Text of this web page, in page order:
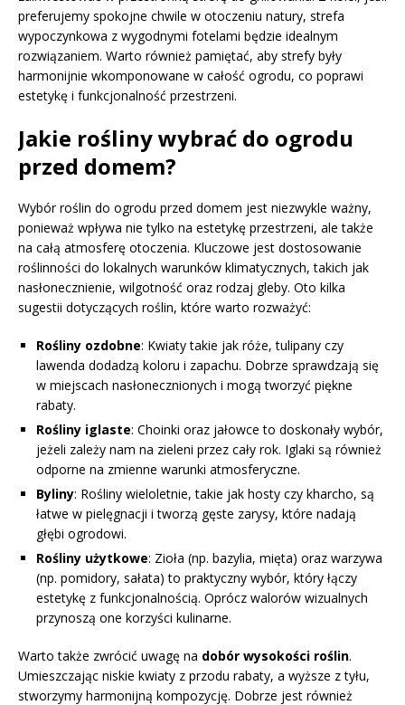
preferujemy spokojne chwile w otoczeniu natury, strefa
wypoczynkowa z wygodnymi fotelami będzie idealnym
rozwiązaniem. Warto również pamiętać, aby strefy były
harmonijnie wkomponowane w całość ogrodu, co poprawi
estetykę i funkcjonalność przestrzeni.
Jakie rośliny wybrać do ogrodu
przed domem?
Wybór roślin do ogrodu przed domem jest niezwykle ważny,
ponieważ wpływa nie tylko na estetykę przestrzeni, ale także
na całą atmosferę otoczenia. Kluczowe jest dostosowanie
roślinności do lokalnych warunków klimatycznych, takich jak
nasłonecznienie, wilgotność oraz rodzaj gleby. Oto kilka
sugestii dotyczących roślin, które warto rozważyć:
Rośliny ozdobne: Kwiaty takie jak róże, tulipany czy
lawenda dodadzą koloru i zapachu. Dobrze sprawdzają się
w miejscach nasłonecznionych i mogą tworzyć piękne
rabaty.
Rośliny iglaste: Choinki oraz jałowce to doskonały wybór,
jeżeli zależy nam na zieleni przez cały rok. Iglaki są również
odporne na zmienne warunki atmosferyczne.
Byliny: Rośliny wieloletnie, takie jak hosty czy kharcho, są
łatwe w pielęgnacji i tworzą gęste zarysy, które nadają
głębi ogrodowi.
Rośliny użytkowe: Zioła (np. bazylia, mięta) oraz warzywa
(np. pomidory, sałata) to praktyczny wybór, który łączy
estetykę z funkcjonalnością. Oprócz walorów wizualnych
przynoszą one korzyści kulinarne.
Warto także zwrócić uwagę na dobór wysokości roślin.
Umieszczając niskie kwiaty z przodu rabaty, a wyższe z tyłu,
stworzymy harmonijną kompozycję. Dobrze jest również